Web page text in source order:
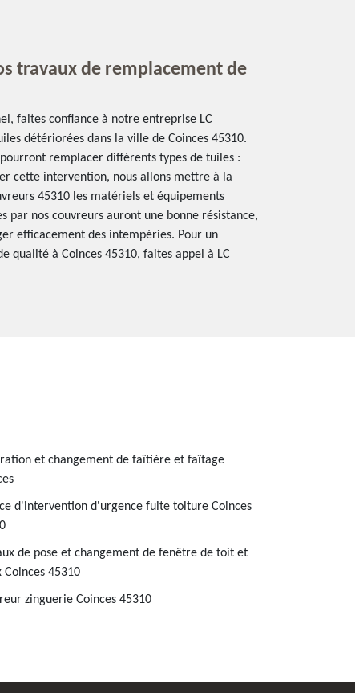
travaux de remplacement de
faites confiance à notre entreprise LC
détériorées dans la ville de Coinces 45310.
remplacer différents types de tuiles :
cette intervention, nous allons mettre à la
45310 les matériels et équipements
par nos couvreurs auront une bonne résistance,
efficacement des intempéries. Pour un
qualité à Coinces 45310, faites appel à LC
et changement de faîtière et faîtage
d'intervention d'urgence fuite toiture Coinces
de pose et changement de fenêtre de toit et
Coinces 45310
zinguerie Coinces 45310